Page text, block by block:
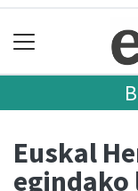
Euskal